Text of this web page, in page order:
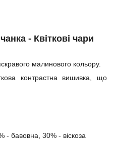
- Квіткові чари
малинового кольору.
контрастна вишивка, що
- бавовна, 30% - віскоза